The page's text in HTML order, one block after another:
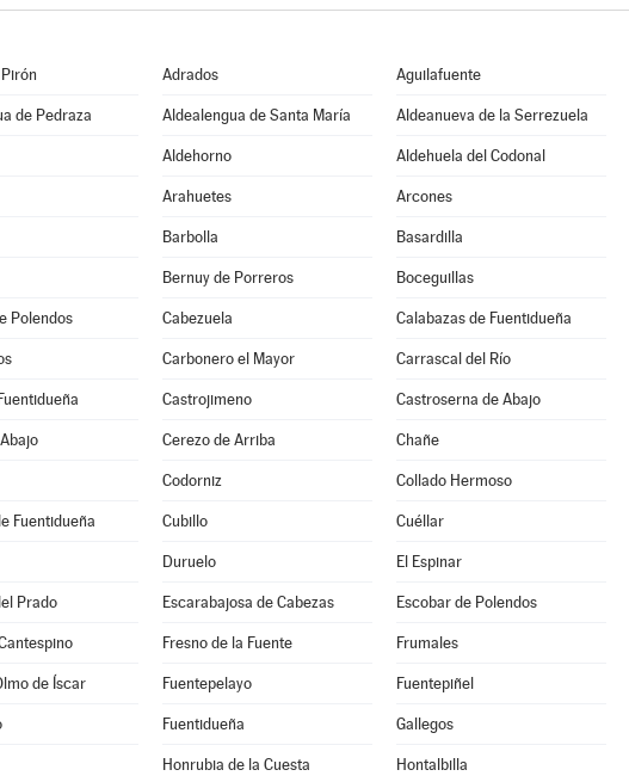
Adrados Aguilafuente
de Pedraza Aldealengua de Santa María Aldeanueva de la Serrezuela
Aldehorno Aldehuela del Codonal
Arahuetes Arcones
Barbolla Basardilla
Bernuy de Porreros Boceguillas
Polendos Cabezuela Calabazas de Fuentidueña
Carbonero el Mayor Carrascal del Río
Castrojimeno Castroserna de Abajo
Cerezo de Arriba Chañe
Codorniz Collado Hermoso
Fuentidueña Cubillo Cuéllar
Duruelo El Espinar
Prado Escarabajosa de Cabezas Escobar de Polendos
Fresno de la Fuente Frumales
de Íscar Fuentepelayo Fuentepiñel
Fuentidueña Gallegos
Honrubia de la Cuesta Hontalbilla